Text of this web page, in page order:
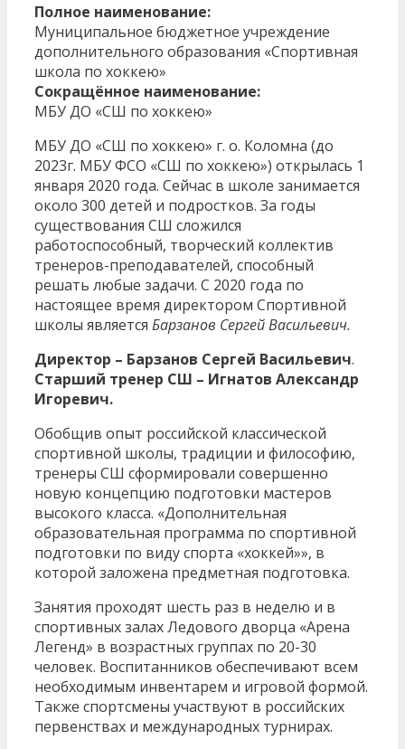
Полное наименование:
Муниципальное бюджетное учреждение
дополнительного образования «Спортивная
школа по хоккею»
Сокращённое наименование:
МБУ ДО «СШ по хоккею»
МБУ ДО «СШ по хоккею» г. о. Коломна (до
2023г. МБУ ФСО «СШ по хоккею») открылась 1
января 2020 года. Сейчас в школе занимается
около 300 детей и подростков. За годы
существования СШ сложился
работоспособный, творческий коллектив
тренеров-преподавателей, способный
решать любые задачи. С 2020 года по
настоящее время директором Спортивной
школы является Барзанов Сергей Васильевич.
Директор – Барзанов Сергей Васильевич.
Старший тренер СШ – Игнатов Александр
Игоревич.
Обобщив опыт российской классической
спортивной школы, традиции и философию,
тренеры СШ сформировали совершенно
новую концепцию подготовки мастеров
высокого класса. «Дополнительная
образовательная программа по спортивной
подготовки по виду спорта «хоккей»», в
которой заложена предметная подготовка.
Занятия проходят шесть раз в неделю и в
спортивных залах Ледового дворца «Арена
Легенд» в возрастных группах по 20-30
человек. Воспитанников обеспечивают всем
необходимым инвентарем и игровой формой.
Также спортсмены участвуют в российских
первенствах и международных турнирах.